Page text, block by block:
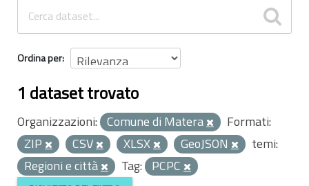
INFORMAZIONI
Ordina per
1 dataset trovato
Organizzazioni: Comune di Matera
Formati:
ZIP
CSV XLSX GeoJSON
temi:
Regioni e città
Tag: PCPC